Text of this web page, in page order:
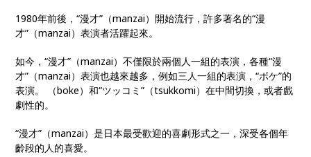
1980年前後，“漫才”（manzai）開始流行，許多著名的“漫
才”（manzai）表演者活躍起來。
如今，“漫才”（manzai）不僅限於兩個人一組的表演，各種“漫
才”（manzai）表演也越來越多，例如三人一組的表演，“ボケ”的
表演。 （boke）和“ツッコミ”（tsukkomi）在中間切換，或者戲
劇性的。
“漫才”（manzai）是日本最受歡迎的喜劇形式之一，深受各個年
齡段的人的喜愛。